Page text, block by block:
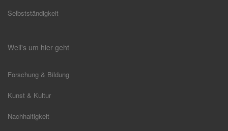
Selbstständigkeit
Weil's um hier geht
Forschung & Bildung
Kunst & Kultur
Nachhaltigkeit